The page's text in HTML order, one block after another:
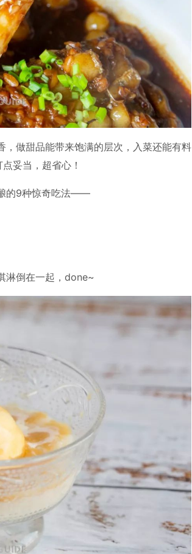
做甜品能带来饱满的层次，入菜还能有料
妥当，超省心！
的9种惊奇吃法——
淋倒在一起，done~